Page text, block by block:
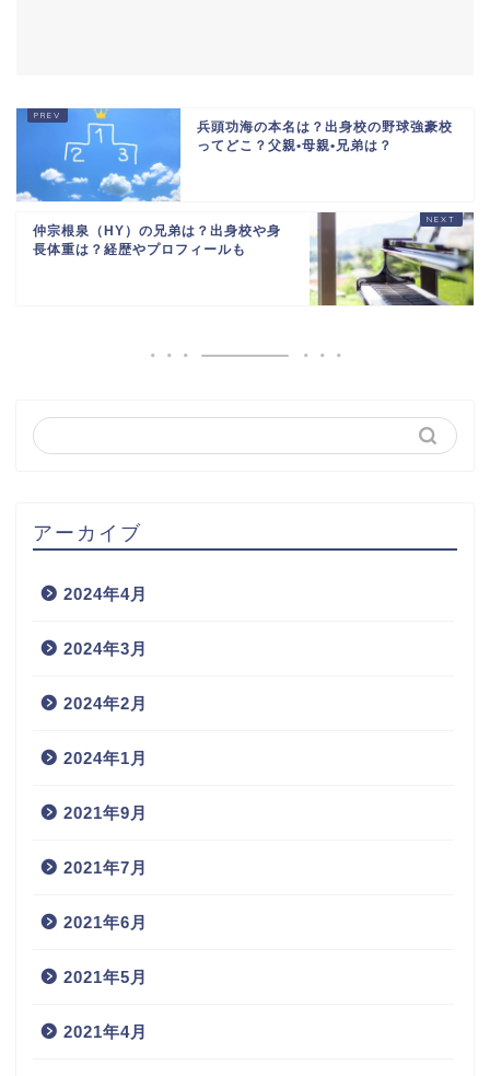
兵頭功海の本名は？出身校の野球強豪校
ってどこ？父親•母親•兄弟は？
仲宗根泉（HY）の兄弟は？出身校や身
長体重は？経歴やプロフィールも
アーカイブ
2024年4月
2024年3月
2024年2月
2024年1月
2021年9月
2021年7月
2021年6月
2021年5月
2021年4月